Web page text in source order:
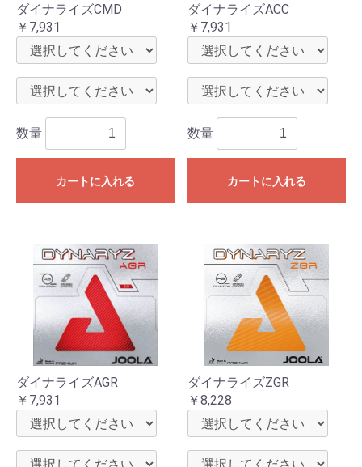
ダイナライズCMD
￥7,931
数量
カートに入れる
ダイナライズACC
￥7,931
数量
カートに入れる
ダイナライズAGR
￥7,931
ダイナライズZGR
￥8,228